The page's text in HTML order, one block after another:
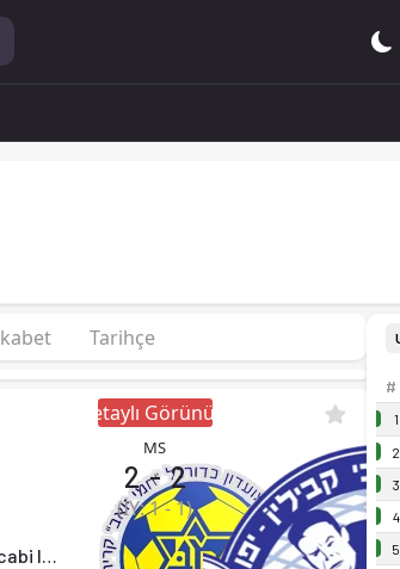
0 puan. Kadro, fikstür ve canlı skor
Tarihçe
Detaylı Görünüm
Maccabi Ironi Kiryat Gat
MS
2 - 2
(İY:1-1)
#
1
2
3
4
5